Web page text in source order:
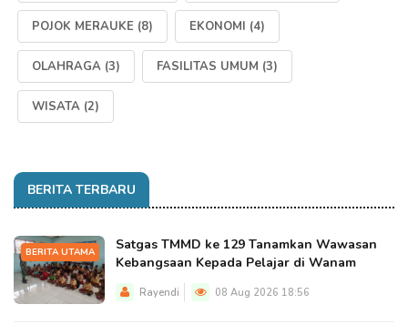
POJOK MERAUKE (8) EKONOMI (4)
OLAHRAGA (3) FASILITAS UMUM (3)
WISATA (2)
BERITA TERBARU
BERITA UTAMA
Satgas TMMD ke 129 Tanamkan Wawasan
Kebangsaan Kepada Pelajar di Wanam
Rayendi 08 Aug 2026 18:56